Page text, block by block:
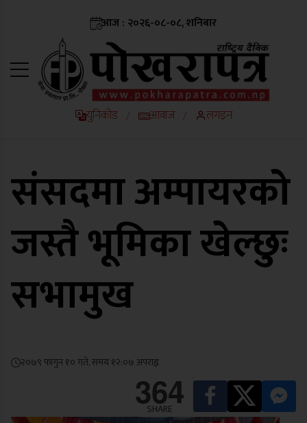
आज : २०२६-०८-०८, शनिबार
युनिकोड / आवाज / लगइन
संसदमा अम्पायरको
जस्तै भूमिका खेल्छुः
सभामुख
२०७९ फागुन १० गते, समय १२:०७ अपराह्न
364
SHARE